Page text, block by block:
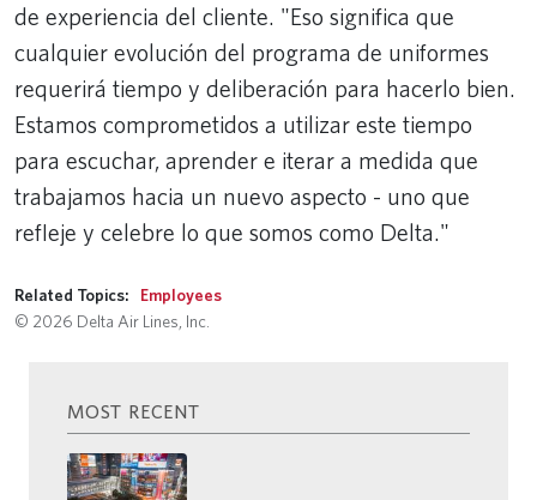
de experiencia del cliente. "Eso significa que
cualquier evolución del programa de uniformes
requerirá tiempo y deliberación para hacerlo bien.
Estamos comprometidos a utilizar este tiempo
para escuchar, aprender e iterar a medida que
trabajamos hacia un nuevo aspecto - uno que
refleje y celebre lo que somos como Delta."
Related Topics:
Employees
© 2026 Delta Air Lines, Inc.
MOST RECENT